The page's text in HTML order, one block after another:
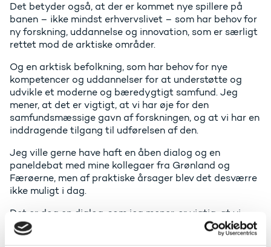
Det betyder også, at der er kommet nye spillere på
banen – ikke mindst erhvervslivet – som har behov for
ny forskning, uddannelse og innovation, som er særligt
rettet mod de arktiske områder.
Og en arktisk befolkning, som har behov for nye
kompetencer og uddannelser for at understøtte og
udvikle et moderne og bæredygtigt samfund. Jeg
mener, at det er vigtigt, at vi har øje for den
samfundsmæssige gavn af forskningen, og at vi har en
inddragende tilgang til udførelsen af den.
Jeg ville gerne have haft en åben dialog og en
paneldebat med mine kollegaer fra Grønland og
Færøerne, men af praktiske årsager blev det desværre
ikke muligt i dag.
Det er dog en dialog, som jeg mener, er vigtig, at vi
tager.